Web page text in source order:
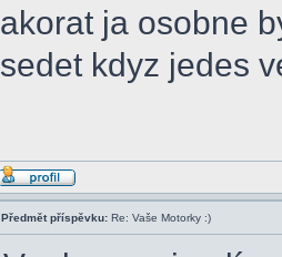
akorat ja osobne
sedet kdyz jedes
Předmět příspěvku: Re: Vaše Motorky :)